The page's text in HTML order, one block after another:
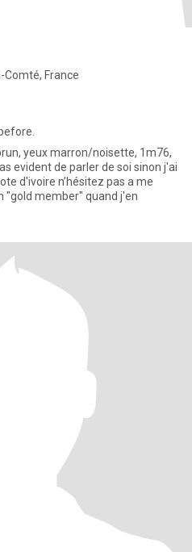
Comté, France
yeux marron/noisette, 1m76,
evident de parler de soi sinon j'ai
d'ivoire n’hésitez pas a me
"gold member" quand j'en